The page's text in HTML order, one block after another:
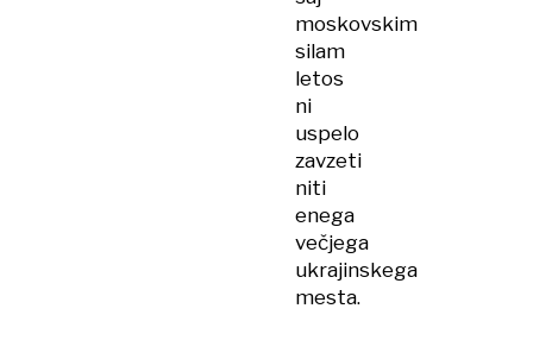
moskovskim
silam
letos
ni
uspelo
zavzeti
niti
enega
večjega
ukrajinskega
mesta.